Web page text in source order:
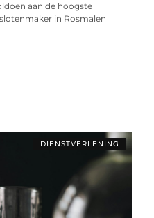
aan de hoogste
in Rosmalen
DIENSTVERLENING